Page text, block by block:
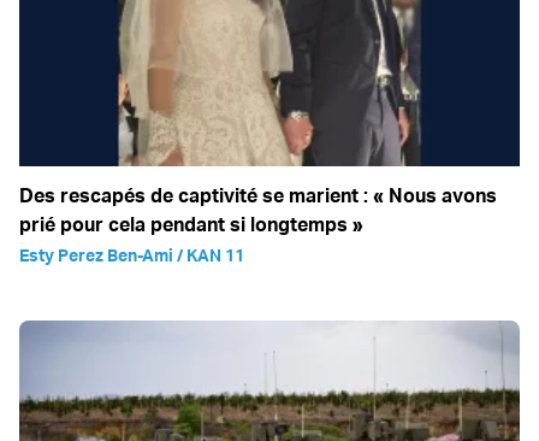
Des rescapés de captivité se marient : « Nous avons
prié pour cela pendant si longtemps »
Esty Perez Ben-Ami / KAN 11